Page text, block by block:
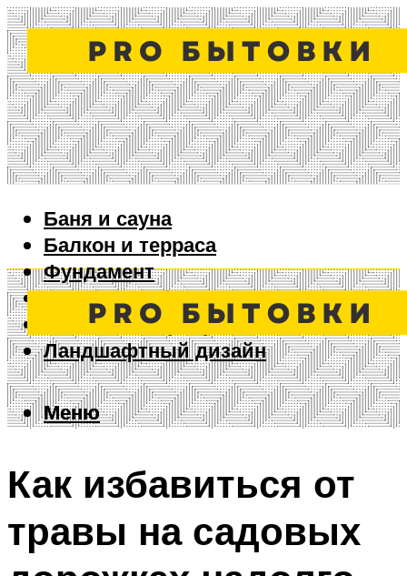
Баня и сауна
Балкон и терраса
Фундамент
Ворота и забор
Дизайн интерьера
Ландшафтный дизайн
Меню
Меню
Как избавиться от
травы на садовых